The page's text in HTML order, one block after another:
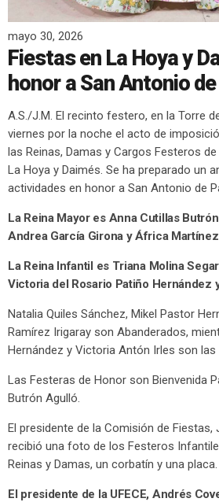
mayo 30, 2026
Fiestas en La Hoya y
honor a San Antonio
A.S./J.M. El recinto festero, en la Torre
viernes por la noche el acto de
las Reinas, Damas y Cargos Festeros
La Hoya y Daimés. Se ha preparado un
actividades en honor a San Antonio de
La Reina Mayor es Anna Cutillas
Andrea García Girona y África
La Reina Infantil es Triana Molina
Victoria del Rosario Patiño Hernández
Natalia Quiles Sánchez, Mikel Pastor
Ramírez Irigaray son Abanderados,
Hernández y Victoria Antón Irles son las
Las Festeras de Honor son Bienvenida
Butrón Agulló.
El presidente de la Comisión de Fiestas,
recibió una foto de los Festeros
Reinas y Damas, un corbatín y una placa.
El presidente de la UFECE, Andrés